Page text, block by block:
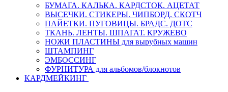
БУМАГА. КАЛЬКА. КАРДСТОК. АЦЕТАТ
ВЫСЕЧКИ. СТИКЕРЫ. ЧИПБОРД. СКОТЧ
ПАЙЕТКИ. ПУГОВИЦЫ. БРАДС. ДОТС
ТКАНЬ. ЛЕНТЫ. ШПАГАТ. КРУЖЕВО
НОЖИ ПЛАСТИНЫ для вырубных машин
ШТАМПИНГ
ЭМБОССИНГ
ФУРНИТУРА для альбомов/блокнотов
КАРДМЕЙКИНГ